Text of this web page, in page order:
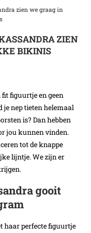
zien we graag in
ZIEN
BIKINIS
figuurtje en geen
nep tieten helemaal
is? Dan hebben
jou kunnen vinden.
tot de knappe
lijntje. We zijn er
gooit
haar perfecte figuurtje